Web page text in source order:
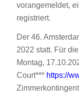
vorangemeldet,
registriert.
Der 46.
2022 statt. Für
Montag,
Court*** https://